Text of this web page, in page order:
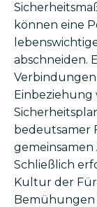
können eine
abschneiden.
Einbeziehung
bedeutsamer
gemeinsamen
Schließlich
Kultur der
Bemühungen